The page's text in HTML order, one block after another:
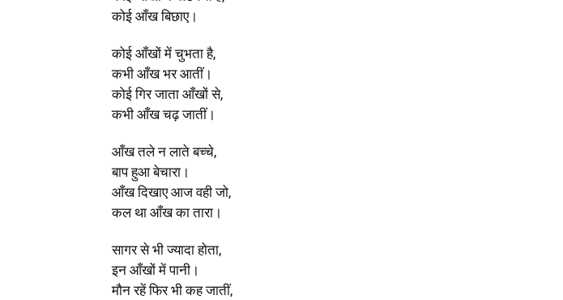
कोई आँख बिछाए।
कोई आँखों में चुभता है,
कभी आँख भर आतीं।
कोई गिर जाता आँखों से,
कभी आँख चढ़ जातीं।
आँख तले न लाते बच्चे,
बाप हुआ बेचारा।
आँख दिखाए आज वही जो,
कल था आँख का तारा।
सागर से भी ज्यादा होता,
इन आँखों में पानी।
मौन रहें फिर भी कह जातीं,